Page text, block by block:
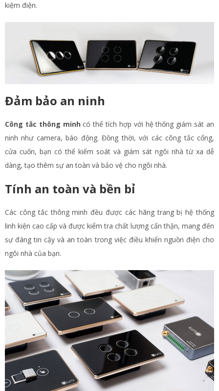
kiệm điện.
Đảm bảo an ninh
Công tắc thông minh có thể tích hợp với hệ thống giám sát an
ninh như camera, báo động. Đồng thời, với các công tắc cổng,
cửa cuốn, bạn có thể kiểm soát và giám sát ngôi nhà từ xa dễ
dàng, tạo thêm sự an toàn và bảo vệ cho ngôi nhà.
Tính an toàn và bền bỉ
Các công tắc thông minh đều được các hãng trang bị hệ thống
linh kiện cao cấp và được kiểm tra chất lượng cẩn thận, mang đến
sự đáng tin cậy và an toàn trong việc điều khiển nguồn điện cho
ngôi nhà của bạn.